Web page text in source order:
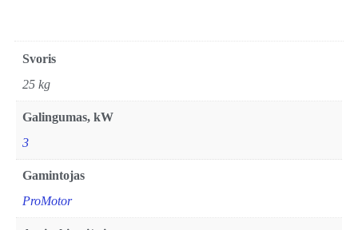
Svoris
25 kg
Galingumas, kW
3
Gamintojas
ProMotor